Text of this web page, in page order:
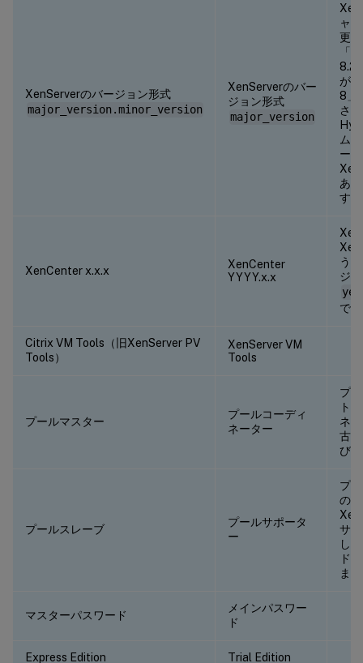
XenServerのバージョン形式
major_version.minor_version
XenServerのバー
ジョン形式
major_version
ャ
更
「
8.2
が
8」
さ
ム
ー
あ
す。
XenCenter x.x.x
XenCenter
YYYY.x.x
う
ジ
で
Citrix VM Tools（旧XenServer PV
Tools）
XenServer VM
Tools
プールマスター
プールコーディ
ネーター
プ
ト
ネ
古
び
プールスレーブ
プールサポータ
ー
プ
の
サ
し
ド
ま
マスターパスワード
メインパスワー
ド
Express Edition Trial Edition